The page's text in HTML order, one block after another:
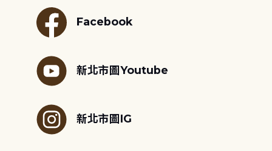
Facebook
新北市圖Youtube
新北市圖IG